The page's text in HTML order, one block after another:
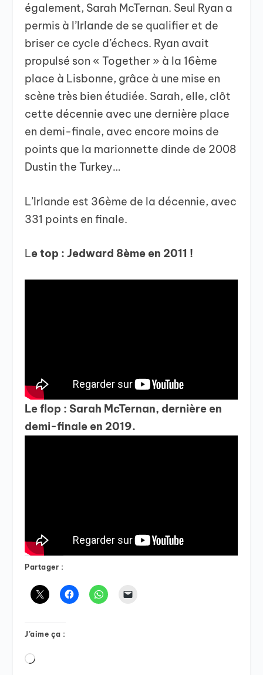
également, Sarah McTernan. Seul Ryan a
permis à l’Irlande de se qualifier et de
briser ce cycle d’échecs. Ryan avait
propulsé son « Together » à la 16ème
place à Lisbonne, grâce à une mise en
scène très bien étudiée. Sarah, elle, clôt
cette décennie avec une dernière place
en demi-finale, avec encore moins de
points que la marionnette dinde de 2008
Dustin the Turkey…
L’Irlande est 36ème de la décennie, avec
331 points en finale.
Le top : Jedward 8ème en 2011 !
Le flop : Sarah McTernan, dernière en
demi-finale en 2019.
Partager :
J’aime ça :
Chargement…